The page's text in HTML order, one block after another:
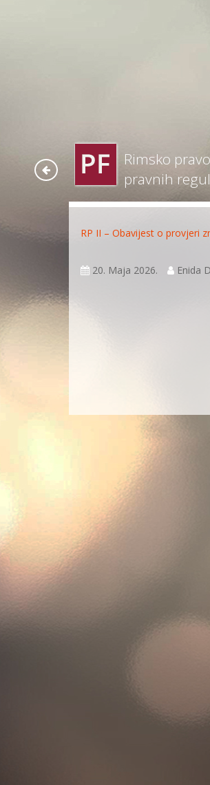
Rimsko
pravnih
RP II – Obavijest o provjeri
20. Maja 2026. Enida